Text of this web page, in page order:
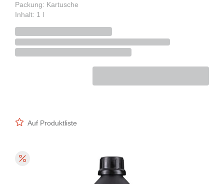
Packung: Kartusche
Inhalt: 1 l
Auf Produktliste